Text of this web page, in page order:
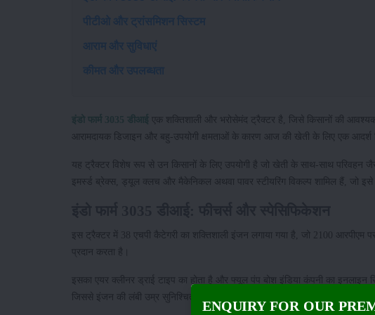
पीटीओ और ट्रांसमिशन सिस्टम
आराम और सुविधाएं
कीमत और उपलब्धता
इंडो फार्म 3035 डीआई एक शक्तिशाली और भरोसेमंद ट्रैक्टर है, जिसे किसानों की
आरामदायक डिजाइन और बहु-उपयोगी क्षमताओं के कारण आज की खेती के लिए एक आदर्श
यह ट्रैक्टर विशेष रूप से उन किसानों के लिए उपयोगी है जो खेती के साथ-साथ परिवहन
इमर्स्ड ब्रेक्स, ड्यूल क्लच और मैकेनिकल अथवा पावर स्टीयरिंग विकल्प शामिल हैं, जो
इस ट्रैक्टर में 38 एचपी कैटेगरी का शक्तिशाली इंजन लगाया गया है, जो 2100
प्रदान करता है।
इसका एयर क्लीनर ड्राई टाइप का होता है और फ्यूल पंप बोश इंडिया कंपनी का
जिससे इंजन की लंबी उम्र सुनिश्चित होती है।
ENQUIRY FOR OUR